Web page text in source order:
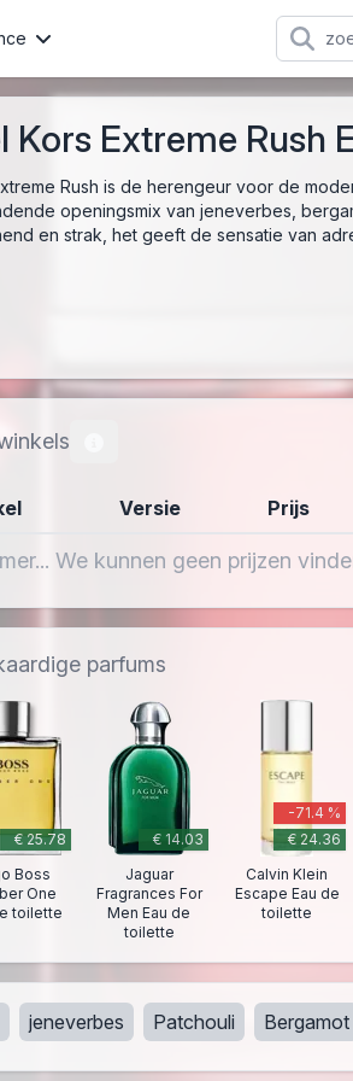
Kors Extreme Rush
Rush is de herengeur voor de
openingsmix van jeneverbes,
en strak, het geeft de sensatie van
Versie Prijs
We kunnen geen prijzen
parfums
€ 25.78
Boss
One
toilette
€ 14.03
Jaguar
Fragrances For
Men Eau de
toilette
-71.4 %
€ 24.36
Calvin Klein
Escape Eau de
toilette
jeneverbes Patchouli Bergamot